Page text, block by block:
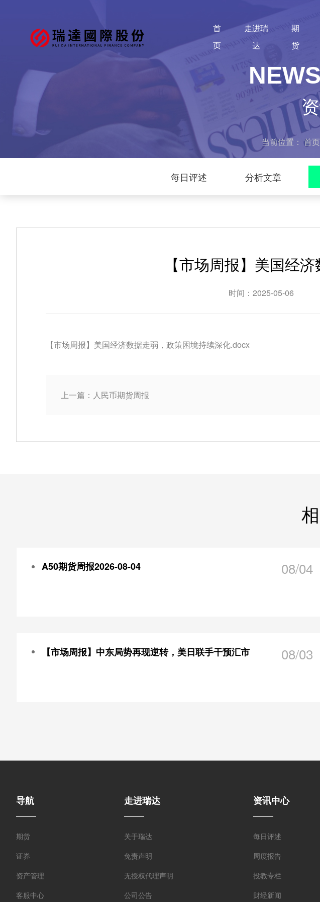
首
页
走进瑞
达
期
货
当前位置： 首页
每日评述 分析文章
【市场周报】美国经
时间：2025-05-06
【市场周报】美国经济数据走弱，政策困境持续深化.docx
上一篇：人民币期货周报
A50期货周报2026-08-04 08/04
【市场周报】中东局势再现逆转，美日联手干预汇市 08/03
导航
期货
证券
资产管理
客服中心
走进瑞达
关于瑞达
免责声明
无授权代理声明
公司公告
资讯中心
每日评述
周度报告
投教专栏
财经新闻